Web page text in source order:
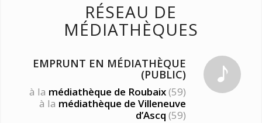
RÉSEAU DE
MÉDIATHÈQUES
EMPRUNT EN MÉDIATHÈQUE
(PUBLIC)
à la médiathèque de Roubaix(59)
à la médiathèque de Villeneuve
d’Ascq (59)